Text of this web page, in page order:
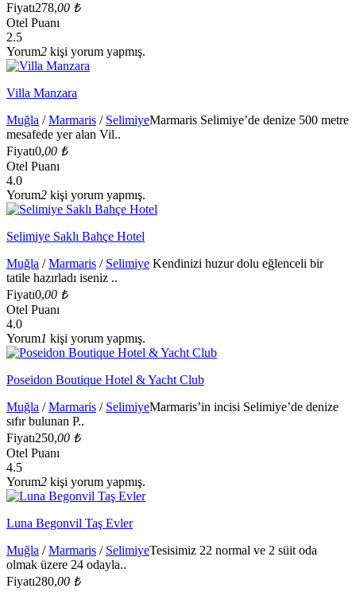
Fiyatı278,00 ₺
Otel Puanı
2.5
Yorum2 kişi yorum yapmış.
Villa Manzara
Muğla /Marmaris / SelimiyeMarmaris Selimiye’de denize 500 metre
mesafede yer alan Vil..
Fiyatı0,00 ₺
Otel Puanı
4.0
Yorum2 kişi yorum yapmış.
Selimiye Saklı Bahçe Hotel
Muğla /Marmaris / Selimiye Kendinizi huzur dolu eğlenceli bir
tatile hazırladı iseniz ..
Fiyatı0,00 ₺
Otel Puanı
4.0
Yorum1 kişi yorum yapmış.
Poseidon Boutique Hotel & Yacht Club
Muğla /Marmaris / SelimiyeMarmaris’in incisi Selimiye’de denize
sıfır bulunan P..
Fiyatı250,00 ₺
Otel Puanı
4.5
Yorum2 kişi yorum yapmış.
Luna Begonvil Taş Evler
Muğla /Marmaris / SelimiyeTesisimiz 22 normal ve 2 süit oda
olmak üzere 24 odayla..
Fiyatı280,00 ₺